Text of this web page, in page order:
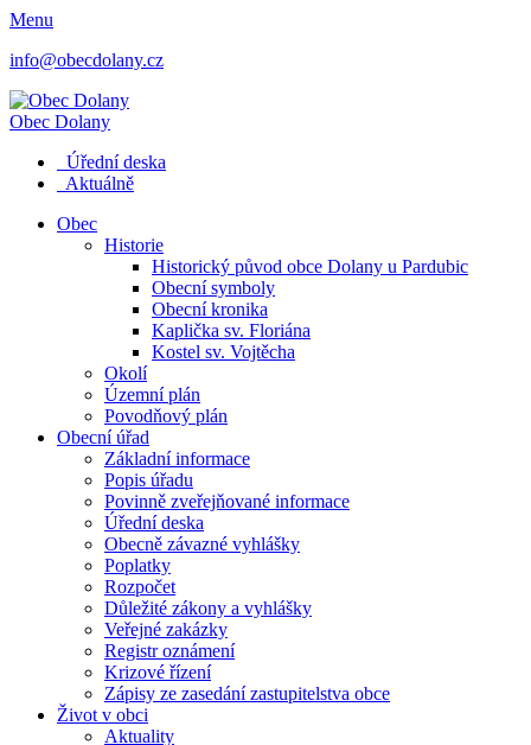
Menu
info@obecdolany.cz
Obec Dolany
Úřední deska
Aktuálně
Obec
Historie
Historický původ obce Dolany u Pardubic
Obecní symboly
Obecní kronika
Kaplička sv. Floriána
Kostel sv. Vojtěcha
Okolí
Územní plán
Povodňový plán
Obecní úřad
Základní informace
Popis úřadu
Povinně zveřejňované informace
Úřední deska
Obecně závazné vyhlášky
Poplatky
Rozpočet
Důležité zákony a vyhlášky
Veřejné zakázky
Registr oznámení
Krizové řízení
Zápisy ze zasedání zastupitelstva obce
Život v obci
Aktuality